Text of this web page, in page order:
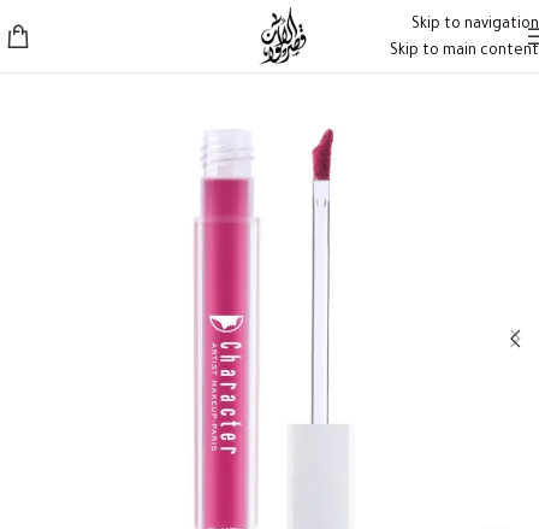
Skip to navigation
Skip to main content